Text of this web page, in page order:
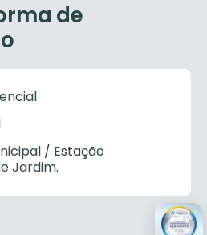
de
/ Estação
Jardim.